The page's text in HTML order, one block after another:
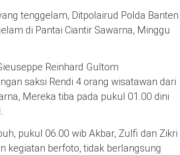
tenggelam, Ditpolairud Polda Banten
di Pantai Ciantir Sawarna, Minggu
Reinhard Gultom
saksi Rendi 4 orang wisatawan dari
Mereka tiba pada pukul 01.00 dini
pukul 06.00 wib Akbar, Zulfi dan Zikri
kegiatan berfoto, tidak berlangsung